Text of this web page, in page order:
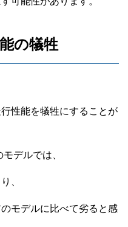
の犠牲
性能を犠牲にすることが
デルでは、
、
モデルに比べて劣ると感